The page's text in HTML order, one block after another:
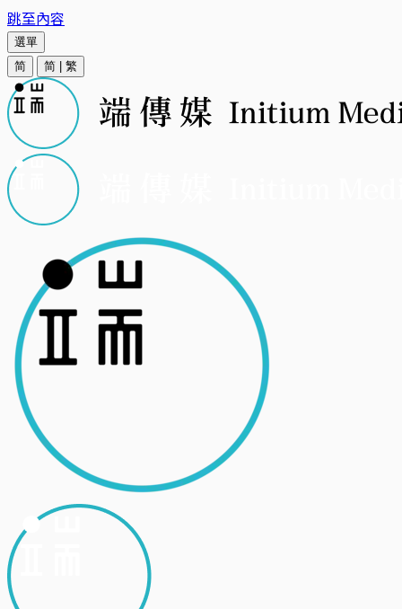
跳至內容
選單
简
简 繁